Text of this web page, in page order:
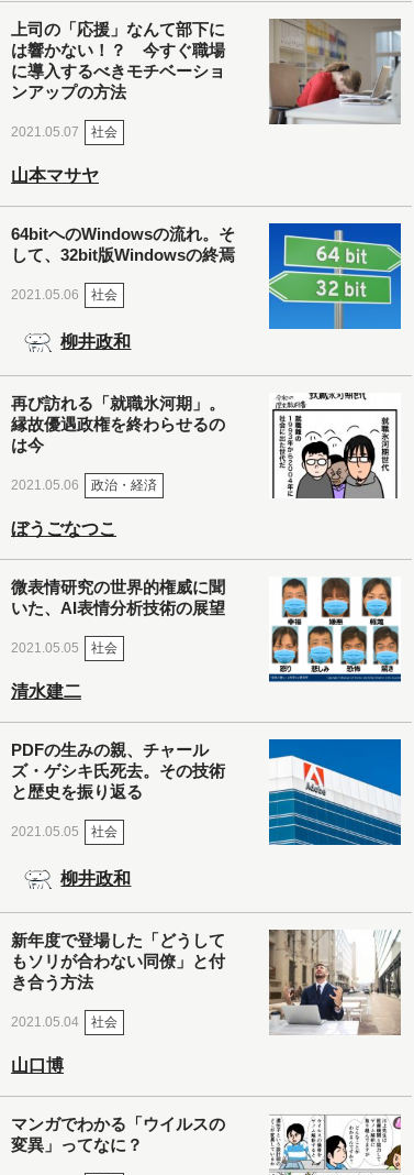
上司の「応援」なんて部下に
は響かない！？ 今すぐ職場
に導入するべきモチベーショ
ンアップの方法
2021.05.07 社会
山本マサヤ
64bitへのWindowsの流れ。そ
して、32bit版Windowsの終焉
2021.05.06 社会
柳井政和
再び訪れる「就職氷河期」。
縁故優遇政権を終わらせるの
は今
2021.05.06 政治・経済
ぼうごなつこ
微表情研究の世界的権威に聞
いた、AI表情分析技術の展望
2021.05.05 社会
清水建二
PDFの生みの親、チャール
ズ・ゲシキ氏死去。その技術
と歴史を振り返る
2021.05.05 社会
柳井政和
新年度で登場した「どうして
もソリが合わない同僚」と付
き合う方法
2021.05.04 社会
山口博
マンガでわかる「ウイルスの
変異」ってなに？